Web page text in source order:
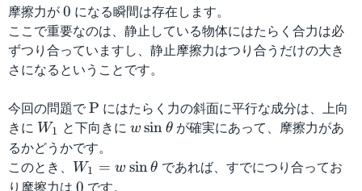
摩擦力が0
0 になる瞬間は存在します。
ここで重要なのは、静止している物体にはたらく合力は必
ずつり合っていますし、静止摩擦力はつり合うだけの大き
さになるということです。
今回の問題で\
m
a
t
h
P にはたらく力の斜面に平行な成分は、上向
きに W
_1
W1 と下向きに w
si
w sin θ が確実にあって、摩擦力があ
るかどうかです。
このとき、 W
_1
W1 = w sinθ であれば、すでにつり合ってお
り摩擦力は 0
0 です。